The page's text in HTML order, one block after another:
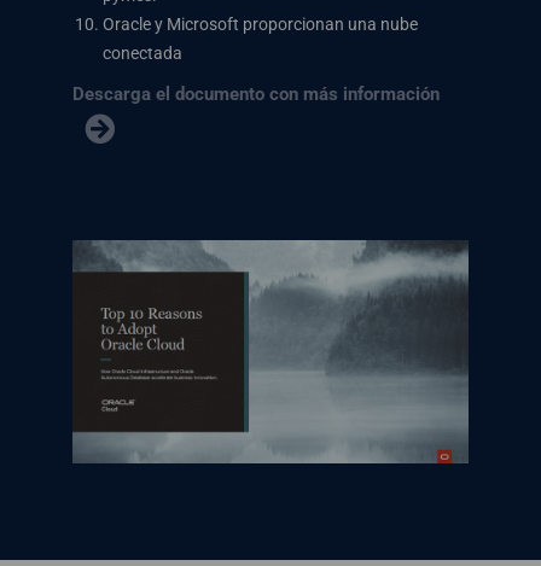
Oracle y Microsoft proporcionan una nube
conectada
Descarga el documento con más información